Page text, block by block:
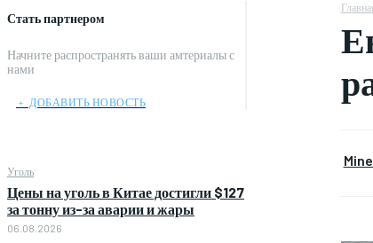
Стать партнером
Начните распространять ваши амтериалы с
нами
﹢ ДОБАВИТЬ НОВОСТЬ
Уголь
Цены на уголь в Китае достигли $127
за тонну из-за аварии и жары
06.08.2026